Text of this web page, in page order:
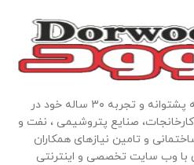
” با توجه به پشتوانه و تجربه ۳۰ ساله خود در
صنایع پتروشیمی ، نفت و
و تامین نیازهای همکاران
با وب سایت تخصصی و اینترنتی